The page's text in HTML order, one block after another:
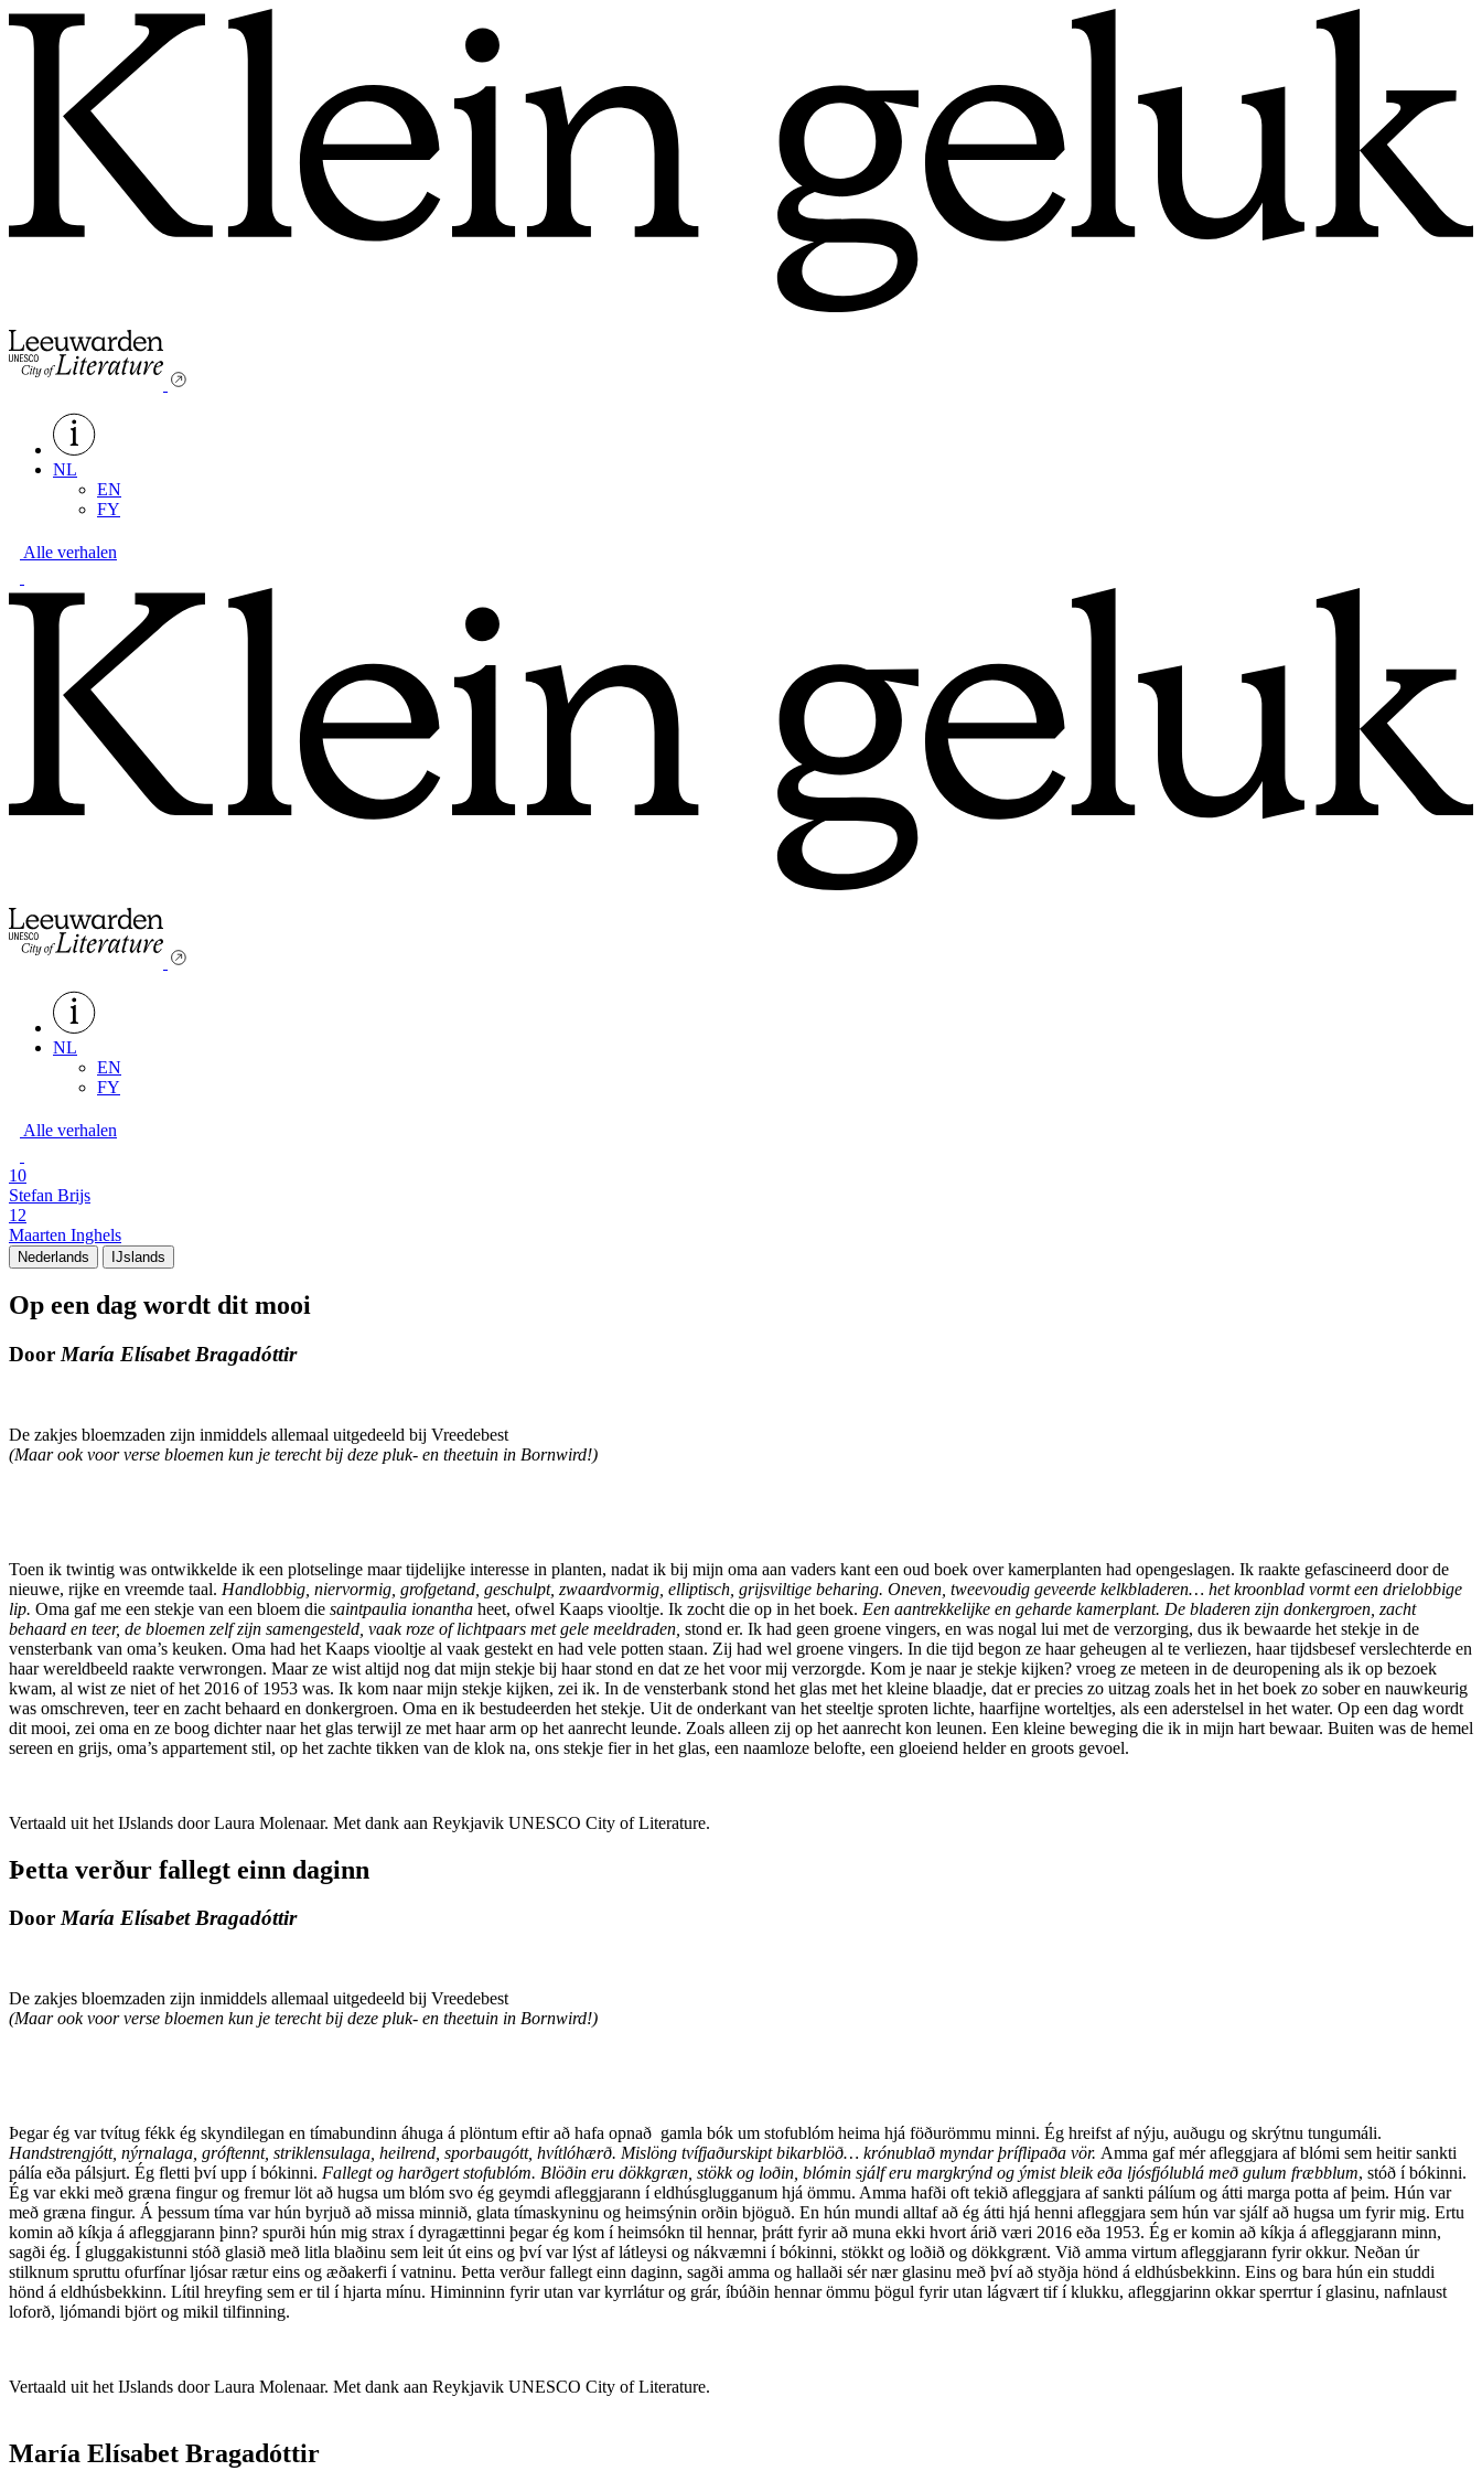
NL
EN
FY
Alle verhalen
NL
EN
FY
Alle verhalen
10
Stefan Brijs
12
Maarten Inghels
Nederlands IJslands
Op een dag wordt dit mooi
Door María Elísabet Bragadóttir
De zakjes bloemzaden zijn inmiddels allemaal uitgedeeld bij Vreedebest
(Maar ook voor verse bloemen kun je terecht bij deze pluk- en theetuin in Bornwird!)
Toen ik twintig was ontwikkelde ik een plotselinge maar tijdelijke interesse in planten, nadat ik bij mijn oma aan vaders kant een oud boek over kamerplanten had opengeslagen. Ik raakte gefascineerd door de
nieuwe, rijke en vreemde taal. Handlobbig, niervormig, grofgetand, geschulpt, zwaardvormig, elliptisch, grijsviltige beharing. Oneven, tweevoudig geveerde kelkbladeren… het kroonblad vormt een drielobbige
lip. Oma gaf me een stekje van een bloem die saintpaulia ionantha heet, ofwel Kaaps viooltje. Ik zocht die op in het boek. Een aantrekkelijke en geharde kamerplant. De bladeren zijn donkergroen, zacht
behaard en teer, de bloemen zelf zijn samengesteld, vaak roze of lichtpaars met gele meeldraden, stond er. Ik had geen groene vingers, en was nogal lui met de verzorging, dus ik bewaarde het stekje in de
vensterbank van oma’s keuken. Oma had het Kaaps viooltje al vaak gestekt en had vele potten staan. Zij had wel groene vingers. In die tijd begon ze haar geheugen al te verliezen, haar tijdsbesef verslechterde en
haar wereldbeeld raakte verwrongen. Maar ze wist altijd nog dat mijn stekje bij haar stond en dat ze het voor mij verzorgde. Kom je naar je stekje kijken? vroeg ze meteen in de deuropening als ik op bezoek
kwam, al wist ze niet of het 2016 of 1953 was. Ik kom naar mijn stekje kijken, zei ik. In de vensterbank stond het glas met het kleine blaadje, dat er precies zo uitzag zoals het in het boek zo sober en nauwkeurig
was omschreven, teer en zacht behaard en donkergroen. Oma en ik bestudeerden het stekje. Uit de onderkant van het steeltje sproten lichte, haarfijne worteltjes, als een aderstelsel in het water. Op een dag wordt
dit mooi, zei oma en ze boog dichter naar het glas terwijl ze met haar arm op het aanrecht leunde. Zoals alleen zij op het aanrecht kon leunen. Een kleine beweging die ik in mijn hart bewaar. Buiten was de hemel
sereen en grijs, oma’s appartement stil, op het zachte tikken van de klok na, ons stekje fier in het glas, een naamloze belofte, een gloeiend helder en groots gevoel.
Vertaald uit het IJslands door Laura Molenaar. Met dank aan Reykjavik UNESCO City of Literature.
Þetta verður fallegt einn daginn
DoorMaría Elísabet Bragadóttir
De zakjes bloemzaden zijn inmiddels allemaal uitgedeeld bij Vreedebest
(Maar ook voor verse bloemen kun je terecht bij deze pluk- en theetuin in Bornwird!)
Þegar ég var tvítug fékk ég skyndilegan en tímabundinn áhuga á plöntum eftir að hafa opnað gamla bók um stofublóm heima hjá föðurömmu minni. Ég hreifst af nýju, auðugu og skrýtnu tungumáli.
Handstrengjótt, nýrnalaga, gróftennt, striklensulaga, heilrend, sporbaugótt, hvítlóhærð. Mislöng tvífjaðurskipt bikarblöð… krónublað myndar þríflipaða vör. Amma gaf mér afleggjara af blómi sem heitir sankti
pálía eða pálsjurt. Ég fletti því upp í bókinni. Fallegt og harðgert stofublóm. Blöðin eru dökkgræn, stökk og loðin, blómin sjálf eru margkrýnd og ýmist bleik eða ljósfjólublá með gulum fræbblum, stóð í bókinni.
Ég var ekki með græna fingur og fremur löt að hugsa um blóm svo ég geymdi afleggjarann í eldhúsglugganum hjá ömmu. Amma hafði oft tekið afleggjara af sankti pálíum og átti marga potta af þeim. Hún var
með græna fingur. Á þessum tíma var hún byrjuð að missa minnið, glata tímaskyninu og heimsýnin orðin bjöguð. En hún mundi alltaf að ég átti hjá henni afleggjara sem hún var sjálf að hugsa um fyrir mig. Ertu
komin að kíkja á afleggjarann þinn? spurði hún mig strax í dyragættinni þegar ég kom í heimsókn til hennar, þrátt fyrir að muna ekki hvort árið væri 2016 eða 1953. Ég er komin að kíkja á afleggjarann minn,
sagði ég. Í gluggakistunni stóð glasið með litla blaðinu sem leit út eins og því var lýst af látleysi og nákvæmni í bókinni, stökkt og loðið og dökkgrænt. Við amma virtum afleggjarann fyrir okkur. Neðan úr
stilknum spruttu ofurfínar ljósar rætur eins og æðakerfi í vatninu. Þetta verður fallegt einn daginn, sagði amma og hallaði sér nær glasinu með því að styðja hönd á eldhúsbekkinn. Eins og bara hún ein studdi
hönd á eldhúsbekkinn. Lítil hreyfing sem er til í hjarta mínu. Himinninn fyrir utan var kyrrlátur og grár, íbúðin hennar ömmu þögul fyrir utan lágvært tif í klukku, afleggjarinn okkar sperrtur í glasinu, nafnlaust
loforð, ljómandi björt og mikil tilfinning.
Vertaald uit het IJslands door Laura Molenaar. Met dank aan Reykjavik UNESCO City of Literature.
María Elísabet Bragadóttir